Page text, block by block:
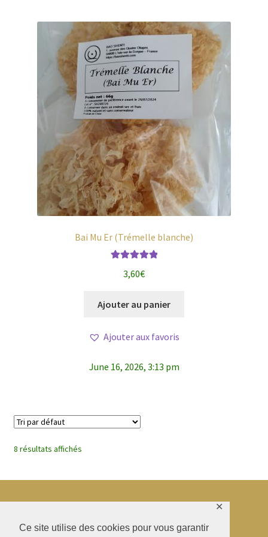
Ce site utilise des cookies pour vous garantir
✕
Bai Mu Er (Trémelle blanche)
3,60€
Ajouter au panier
Ajouter aux favoris
June 16, 2026, 3:13 pm
8 résultats affichés
© BAO SHENTI 2026